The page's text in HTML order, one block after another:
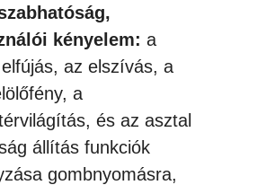
kényelem: a
elfújás, az elszívás, a
a
és az asztal
állítás funkciók
gombnyomásra,